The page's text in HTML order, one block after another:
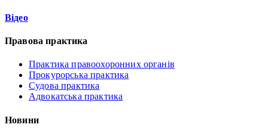
Відео
Правова практика
Практика правоохоронних органів
Прокурорська практика
Судова практика
Адвокатська практика
Новини